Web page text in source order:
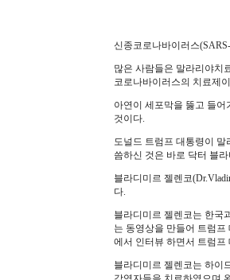
신종코로나바이러스
많은 사람들은 말라리야치
코로나바이러스의 치료제
아연이 세포막을 뚫고 들
것이다.
도널드 트럼프 대통령이
씀하신 것은 바로 닥터 블
블라디미르 젤렌코
다.
블라디미르 젤렌코는 한국
는 동영상을 만들어 트럼
에서 인터뷰 하면서 트럼
블라디미르 젤렌코는 하이